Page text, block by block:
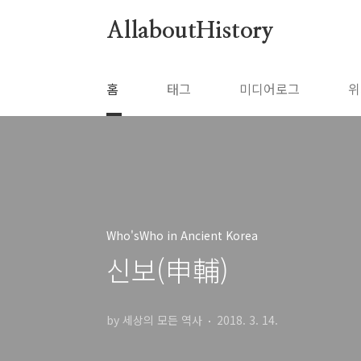
AllaboutHistory
홈 태그 미디어로그
Who'sWho in Ancient Korea
신보(申輔)
by 세상의 모든 역사 2018. 3. 14.